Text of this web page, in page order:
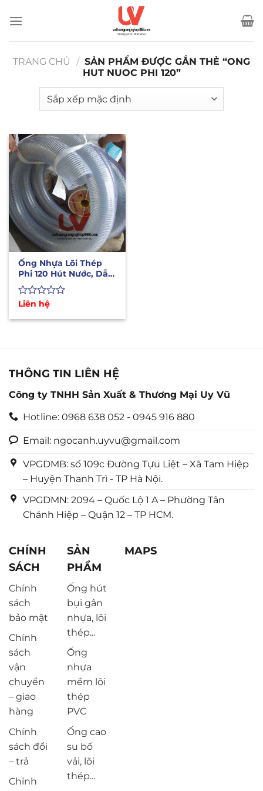
qua
TRANG CHỦ
/ SẢN PHẨM ĐƯỢC GẮN THẺ “ONG
HUT NUOC PHI 120”
Ống Nhựa Lõi Thép
Phi 120 Hút Nước, Dẫn
Xăng Dầu, Hóa Chất
Được
hạng
Liên hệ
THÔNG TIN LIÊN HỆ
Công ty TNHH Sản Xuất & Thương Mại Uy Vũ
Hotline: 0968 638 052 - 0945 916 880
Email: ngocanh.uyvu@gmail.com
VPGDMB: số 109c Đường Tựu Liệt – Xã Tam Hiệp
– Huyện Thanh Trì - TP Hà Nội.
VPGDMN: 2094 – Quốc Lộ 1 A – Phường Tân
Chánh Hiệp – Quận 12 – TP HCM.
CHÍNH
SÁCH
Chính
sách
bảo mật
Chính
sách
vận
chuyển
– giao
hàng
Chính
sách đổi
– trả
Chính
SẢN
PHẨM
Ống hút
bụi gân
nhựa, lõi
thép...
Ống
nhựa
mềm lõi
thép
PVC
Ống cao
su bố
vải, lõi
thép...
MAPS